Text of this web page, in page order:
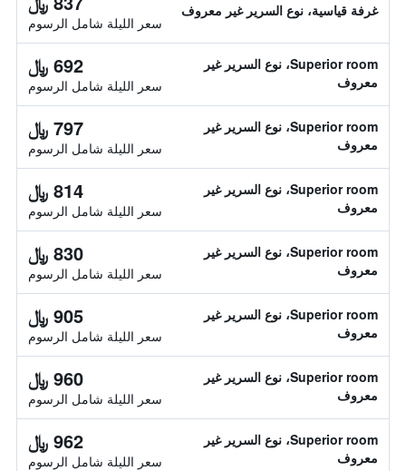
غرفة قياسية، نوع السرير غير معروف
سعر الليلة شامل الرسوم
Superior room، نوع السرير غير
معروف
692 ﷼
سعر الليلة شامل الرسوم
Superior room، نوع السرير غير
معروف
797 ﷼
سعر الليلة شامل الرسوم
Superior room، نوع السرير غير
معروف
814 ﷼
سعر الليلة شامل الرسوم
Superior room، نوع السرير غير
معروف
830 ﷼
سعر الليلة شامل الرسوم
Superior room، نوع السرير غير
معروف
905 ﷼
سعر الليلة شامل الرسوم
Superior room، نوع السرير غير
معروف
960 ﷼
سعر الليلة شامل الرسوم
Superior room، نوع السرير غير
معروف
962 ﷼
سعر الليلة شامل الرسوم